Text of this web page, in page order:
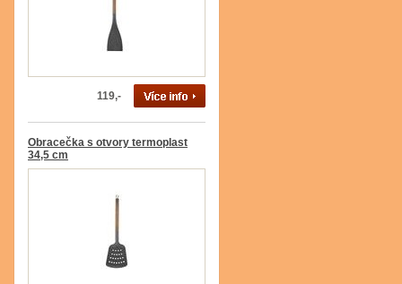
119,-
Obracečka s otvory termoplast
34,5 cm